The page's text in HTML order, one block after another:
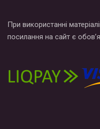
При використанні
посилання на сайт є